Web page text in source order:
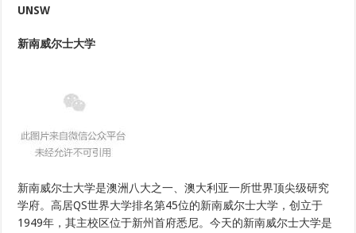
UNSW
新南威尔士大学
新南威尔士大学是澳洲八大之一、澳大利亚一所世界顶尖级研究
学府。高居QS世界大学排名第45位的新南威尔士大学，创立于
1949年，其主校区位于新州首府悉尼。今天的新南威尔士大学是